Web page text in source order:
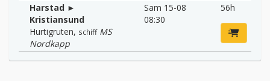
Harstad ►
Kristiansund
Hurtigruten, schiff MS
Nordkapp
Sam 15-08
08:30
56h